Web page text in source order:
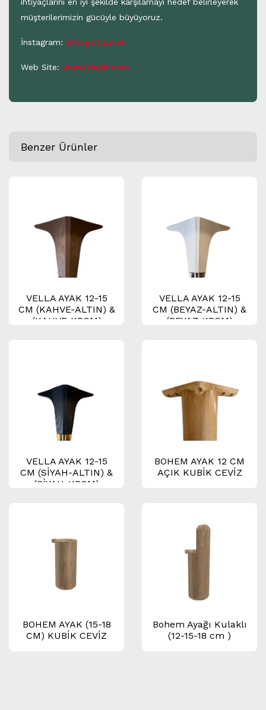
müşterilerimizin gücüyle büyüyoruz.
İnstagram: @rivgirticaret
Web Site: www.rivgir.com
Benzer Ürünler
VELLA AYAK 12-15
CM (KAHVE-ALTIN) &
(KAHVE-KROM)
VELLA AYAK 12-15
CM (BEYAZ-ALTIN) &
(BEYAZ-KROM)
VELLA AYAK 12-15
CM (SİYAH-ALTIN) &
(SİYAH-KROM)
BOHEM AYAK 12 CM
AÇIK KUBİK CEVİZ
BOHEM AYAK (15-18
CM) KUBİK CEVİZ
Bohem Ayağı Kulaklı
(12-15-18 cm )